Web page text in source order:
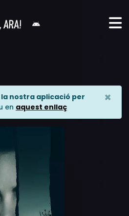
nostra aplicació per
en aquest enllaç
×